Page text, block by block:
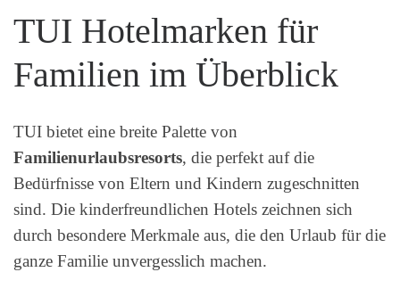
TUI Hotelmarken für
Familien im Überblick
TUI bietet eine breite Palette von
Familienurlaubsresorts, die perfekt auf die
Bedürfnisse von Eltern und Kindern zugeschnitten
sind. Die kinderfreundlichen Hotels zeichnen sich
durch besondere Merkmale aus, die den Urlaub für die
ganze Familie unvergesslich machen.